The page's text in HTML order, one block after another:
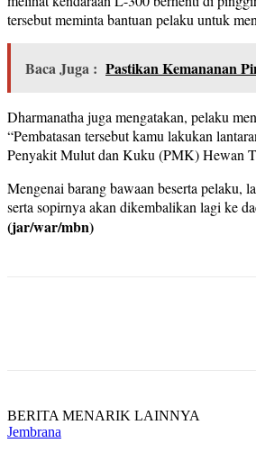
tersebut meminta bantuan pelaku untuk
Baca Juga : Pastikan Kemananan
Dharmanatha juga mengatakan, pelaku
“Pembatasan tersebut kamu lakukan
Penyakit Mulut dan Kuku (PMK) Hewan
Mengenai barang bawaan beserta pelaku,
serta sopirnya akan dikembalikan lagi ke
(jar/war/mbn)
BERITA MENARIK LAINNYA
Jembrana